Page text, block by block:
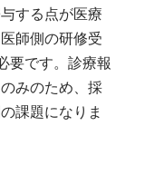
する点が医療
師側の研修受
要です。診療報
みのため、採
課題になりま